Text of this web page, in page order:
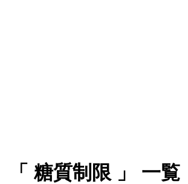
「 糖質制限 」 一覧